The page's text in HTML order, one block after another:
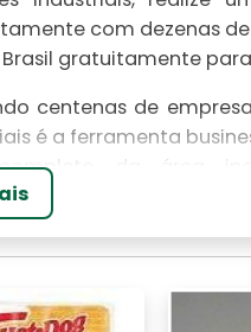
com dezenas
gratuitamente
centenas de
é a ferramenta
da área
um orçamento de
clique em um
a seguir: